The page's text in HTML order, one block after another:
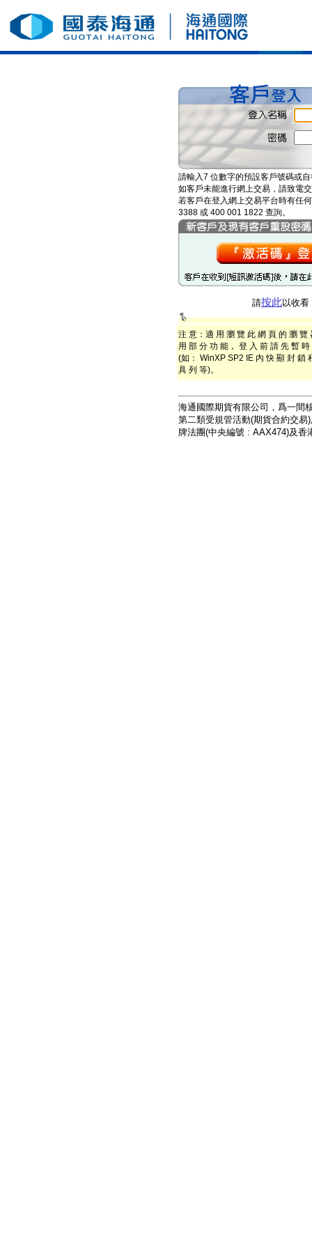
請輸入7 位數字的預設客戶號碼或
如客戶未能進行網上交易，請致電
若客戶在登入網上交易平台時有任
3388 或 400 001 1822 查詢。
請按此以收
注 意：適 用 瀏 覽 此 網 頁 的 瀏
用 部 分 功 能， 登 入 前 請 先 暫
(如： WinXP SP2 IE 內 快 顯 封 鎖
具 列 等)。
海通國際期貨有限公司，爲一間
第二類受規管活動(期貨合約交
牌法團(中央編號 : AAX474)及香